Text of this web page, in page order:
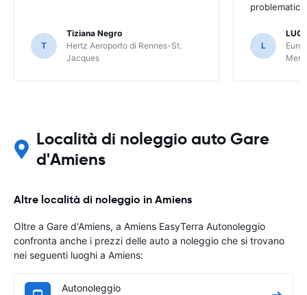
T
Tiziana Negro
Hertz Aeroporto di Rennes-St.
Jacques
L
Località di noleggio auto Gare
d'Amiens
Altre località di noleggio in Amiens
Oltre a Gare d'Amiens, a Amiens EasyTerra Autonoleggio
confronta anche i prezzi delle auto a noleggio che si trovano
nei seguenti luoghi a Amiens:
Autonoleggio